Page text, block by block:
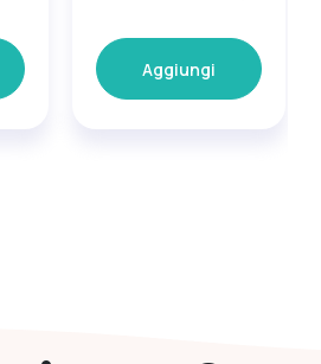
Aggiungi